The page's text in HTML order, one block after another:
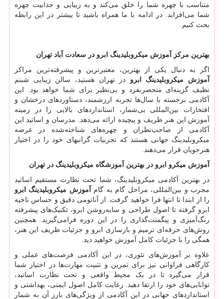
متناسب با چهره شما را خلق می‌کند و به زیبایی و جذابیت چهره
شما می‌افزاید. در ادامه با ما همراه باشید تا بیشتر در این رابطه
بحث کنیم.
بهترین مرکز آموزش میکروبلیدینگ ابرو در سعادت آباد تهران
اگر به دنبال یکی از بهترین، معتبرترین و پیشرفته‌ترین مراکز
آموزش
میکروبلیدینگ ابرو در تهران هستید، سالن زیبایی شبنم
نظیف گزینه‌ای منحصربفرد و بی‌نظیر برای شما خواهد بود. این
آکادمی برجسته با سال‌ها تجربه ارزشمند، دستاوردهای درخشان و
افتخارات بین‌المللی بی‌شمار، استانداردهای بالایی را در زمینه
آموزش این هنر ظریف و پیچیده ارائه می‌دهد. مدرسان و اساتید این
آکادمی از صاحب‌نظران و چهره‌های شناخته‌شده در عرصه
میکروبلیدینگ جهانی هستند که تجربیات گرانبهای خود را در اختیار
هنرجویان قرار می‌دهند.
آموزش میکرو ابرو در بهترین آموزشگاه میکروبلیدینگ در تهران
در بهترین آکادمی میکروبلیدینگ، شما تحت نظارت مستقیم اساتید
مجرب و بین‌المللی، مراحل گام به گام
آموزش میکروبلیدینگ ابرو
را از ابتدا تا انتها فرا خواهید گرفت. از آناتومی دقیق و حساس ناحیه
ابرو گرفته تا اصول طراحی و سایه‌روشن ابرو، تکنیک‌های پیشرفته
رنگ‌آمیزی و پیگمنت‌گذاری را در این دوره فرامی‌گیرید. همچنین
روش‌های حرفه‌ای ترمیم و بازسازی ابرو و جزئیات ظریف این هنر،
همگی را با جزئیات کامل آموزش خواهید دید.
علاوه بر آموزش‌های تئوری، در این آکادمی فرصت‌های عملی و
کارگاهی فراوانی نیز برای تمرین و تثبیت مهارت‌ها در اختیار شما
قرار می‌گیرد تا در یک محیط واقعی و تحت نظارت اساتید،
توانایی‌های خود را ارتقا دهید. رعایت کامل اصول ایمنی، بهداشتی و
استانداردهای جهانی در این آکادمی از ویژگی‌های بارز آن به شمار